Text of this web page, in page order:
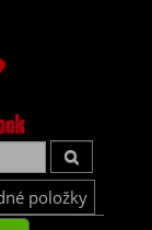
položky